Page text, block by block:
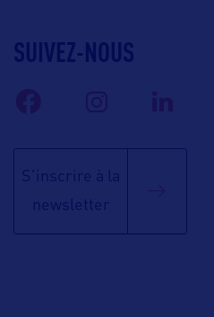
SUIVEZ-NOUS
S'inscrire à la
newsletter